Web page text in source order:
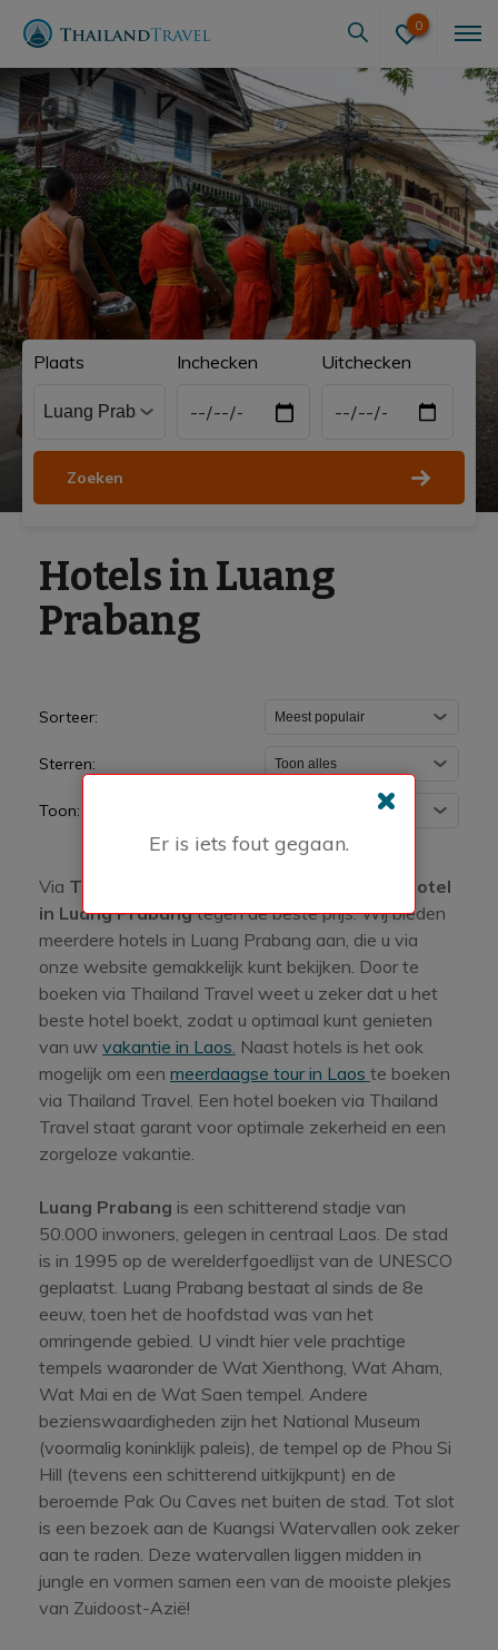
0
Plaats Inchecken Uitchecken
Zoeken
Hotels in Luang
Prabang
Sorteer:
Sterren:
Toon:
Via Thailand Travel
hotel
in Luang Prabangtegen de beste prijs. Wij bieden
meerdere hotels in Luang Prabang aan, die u via
onze website gemakkelijk kunt bekijken. Door te
boeken via Thailand Travel weet u zeker dat u het
beste hotel boekt, zodat u optimaal kunt genieten
van uw vakantie in Laos. Naast hotels is het ook
mogelijk om een meerdaagse tour in Laos te boeken
via Thailand Travel. Een hotel boeken via Thailand
Travel staat garant voor optimale zekerheid en een
zorgeloze vakantie.
Luang Prabang is een schitterend stadje van
50.000 inwoners, gelegen in centraal Laos. De stad
is in 1995 op de werelderfgoedlijst van de UNESCO
geplaatst. Luang Prabang bestaat al sinds de 8e
eeuw, toen het de hoofdstad was van het
omringende gebied. U vindt hier vele prachtige
tempels waaronder de Wat Xienthong, Wat Aham,
Wat Mai en de Wat Saen tempel. Andere
bezienswaardigheden zijn het National Museum
(voormalig koninklijk paleis), de tempel op de Phou Si
Hill (tevens een schitterend uitkijkpunt) en de
beroemde Pak Ou Caves net buiten de stad. Tot slot
is een bezoek aan de Kuangsi Watervallen ook zeker
aan te raden. Deze watervallen liggen midden in
jungle en vormen samen een van de mooiste plekjes
van Zuidoost-Azië!
Er is iets fout gegaan.